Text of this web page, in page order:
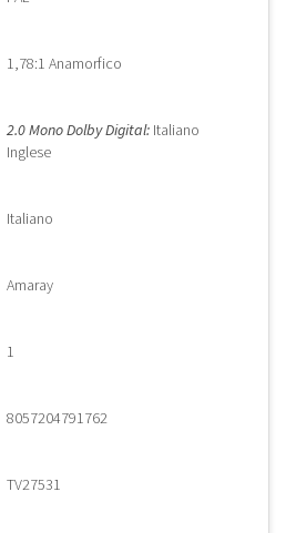
1,78:1 Anamorfico
2.0 Mono Dolby Digital: Italiano
Inglese
Italiano
Amaray
1
8057204791762
TV27531